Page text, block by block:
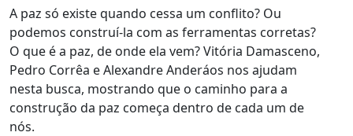
A paz só existe quando cessa um conflito? Ou
podemos construí-la com as ferramentas corretas?
O que é a paz, de onde ela vem? Vitória Damasceno,
Pedro Corrêa e Alexandre Anderáos nos ajudam
nesta busca, mostrando que o caminho para a
construção da paz começa dentro de cada um de
nós.